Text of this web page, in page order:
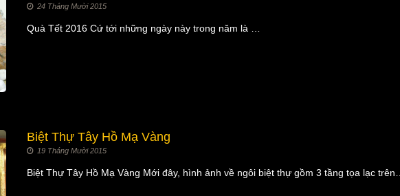
24 Tháng Mười 2015
Quà Tết 2016 Cứ tới những ngày này trong năm là …
Biệt Thự Tây Hồ Mạ Vàng
19 Tháng Mười 2015
Biệt Thự Tây Hồ Mạ Vàng Mới đây, hình ảnh về ngôi biệt thự gồm 3 tầng tọa lạc trên…